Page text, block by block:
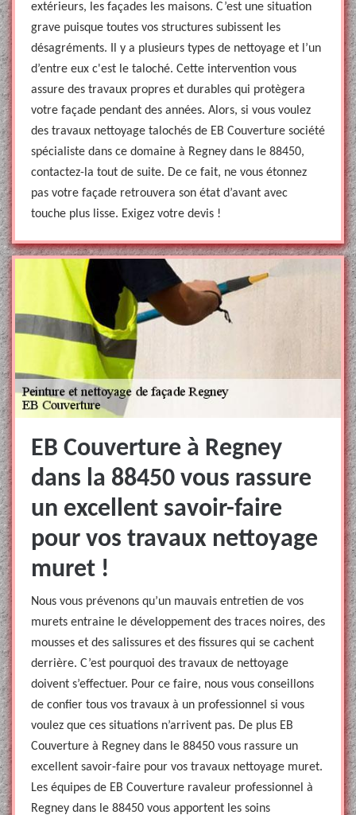
extérieurs, les façades les maisons. C’est une situation
grave puisque toutes vos structures subissent les
désagréments. Il y a plusieurs types de nettoyage et l’un
d’entre eux c'est le taloché. Cette intervention vous
assure des travaux propres et durables qui protègera
votre façade pendant des années. Alors, si vous voulez
des travaux nettoyage talochés de EB Couverture société
spécialiste dans ce domaine à Regney dans le 88450,
contactez-la tout de suite. De ce fait, ne vous étonnez
pas votre façade retrouvera son état d’avant avec
touche plus lisse. Exigez votre devis !
EB Couverture à Regney
dans la 88450 vous rassure
un excellent savoir-faire
pour vos travaux nettoyage
muret !
Nous vous prévenons qu’un mauvais entretien de vos
murets entraine le développement des traces noires, des
mousses et des salissures et des fissures qui se cachent
derrière. C’est pourquoi des travaux de nettoyage
doivent s’effectuer. Pour ce faire, nous vous conseillons
de confier tous vos travaux à un professionnel si vous
voulez que ces situations n’arrivent pas. De plus EB
Couverture à Regney dans le 88450 vous rassure un
excellent savoir-faire pour vos travaux nettoyage muret.
Les équipes de EB Couverture ravaleur professionnel à
Regney dans le 88450 vous apportent les soins